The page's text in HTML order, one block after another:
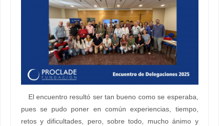
El encuentro resultó ser tan bueno como se esperaba,
pues se pudo poner en común experiencias, tiempo,
retos y dificultades, pero, sobre todo, mucho ánimo y